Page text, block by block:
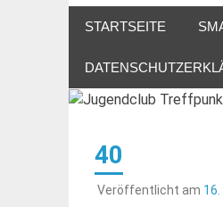
STARTSEITE
40
Veröffentlicht am